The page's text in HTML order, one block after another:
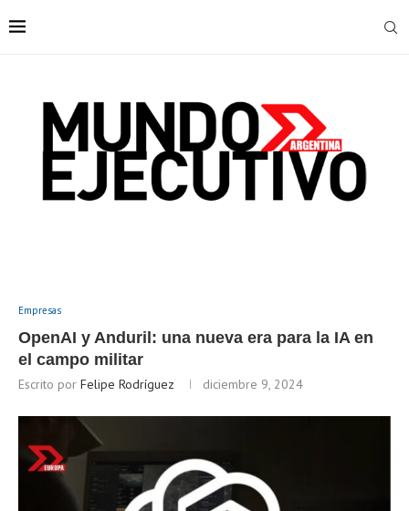
Empresas
OpenAI y Anduril: una nueva era para la IA en
el campo militar
Escrito por Felipe Rodríguez diciembre 9, 2024